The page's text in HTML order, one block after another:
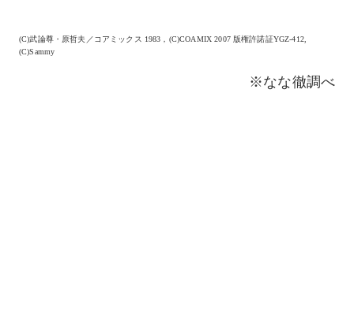
(C)武論尊・原哲夫／コアミックス 1983，(C)COAMIX 2007 版権許諾証YGZ-412,
(C)Sammy
※なな徹調べ